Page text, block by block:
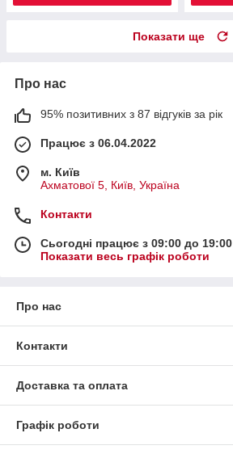
Показати ще
Про нас
95% позитивних з 87 відгуків за рік
Працює з 06.04.2022
м. Київ
Ахматової 5, Київ, Україна
Контакти
Сьогодні працює з 09:00 до 19:00
Показати весь графік роботи
Про нас
Контакти
Доставка та оплата
Графік роботи